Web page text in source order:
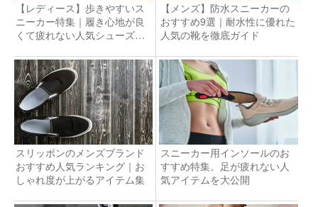
【レディース】歩きやすいス
ニーカー特集｜履き心地が良
くて疲れない人気シューズを
【メンズ】防水スニーカーの
おすすめ9選｜耐水性に優れた
人気の靴を徹底ガイド
スリッポンのメンズブランド
おすすめ人気ランキング｜お
しゃれ度が上がるアイテム集
スニーカー用インソールのお
すすめ特集。足が疲れない人
気アイテムを大公開